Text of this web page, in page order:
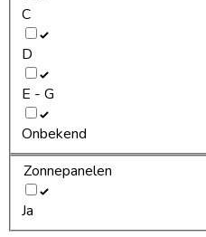
C
D
E - G
Onbekend
Zonnepanelen
Ja